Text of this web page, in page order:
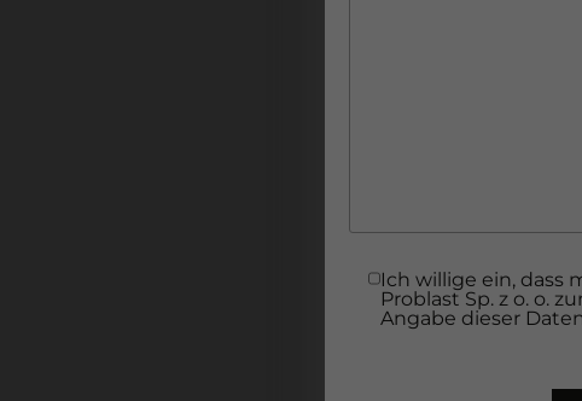
Ich willige ein, dass
Problast Sp. z o. o.
Angabe dieser